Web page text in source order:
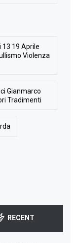
19 Aprile
Violenza
Gianmarco
Tradimenti
RECENT